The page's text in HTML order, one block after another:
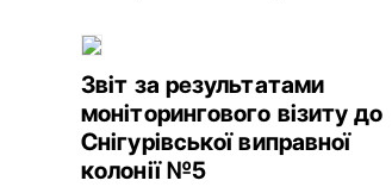
Звіт за результатами
моніторингового візиту до
Снігурівської виправної
колонії №5